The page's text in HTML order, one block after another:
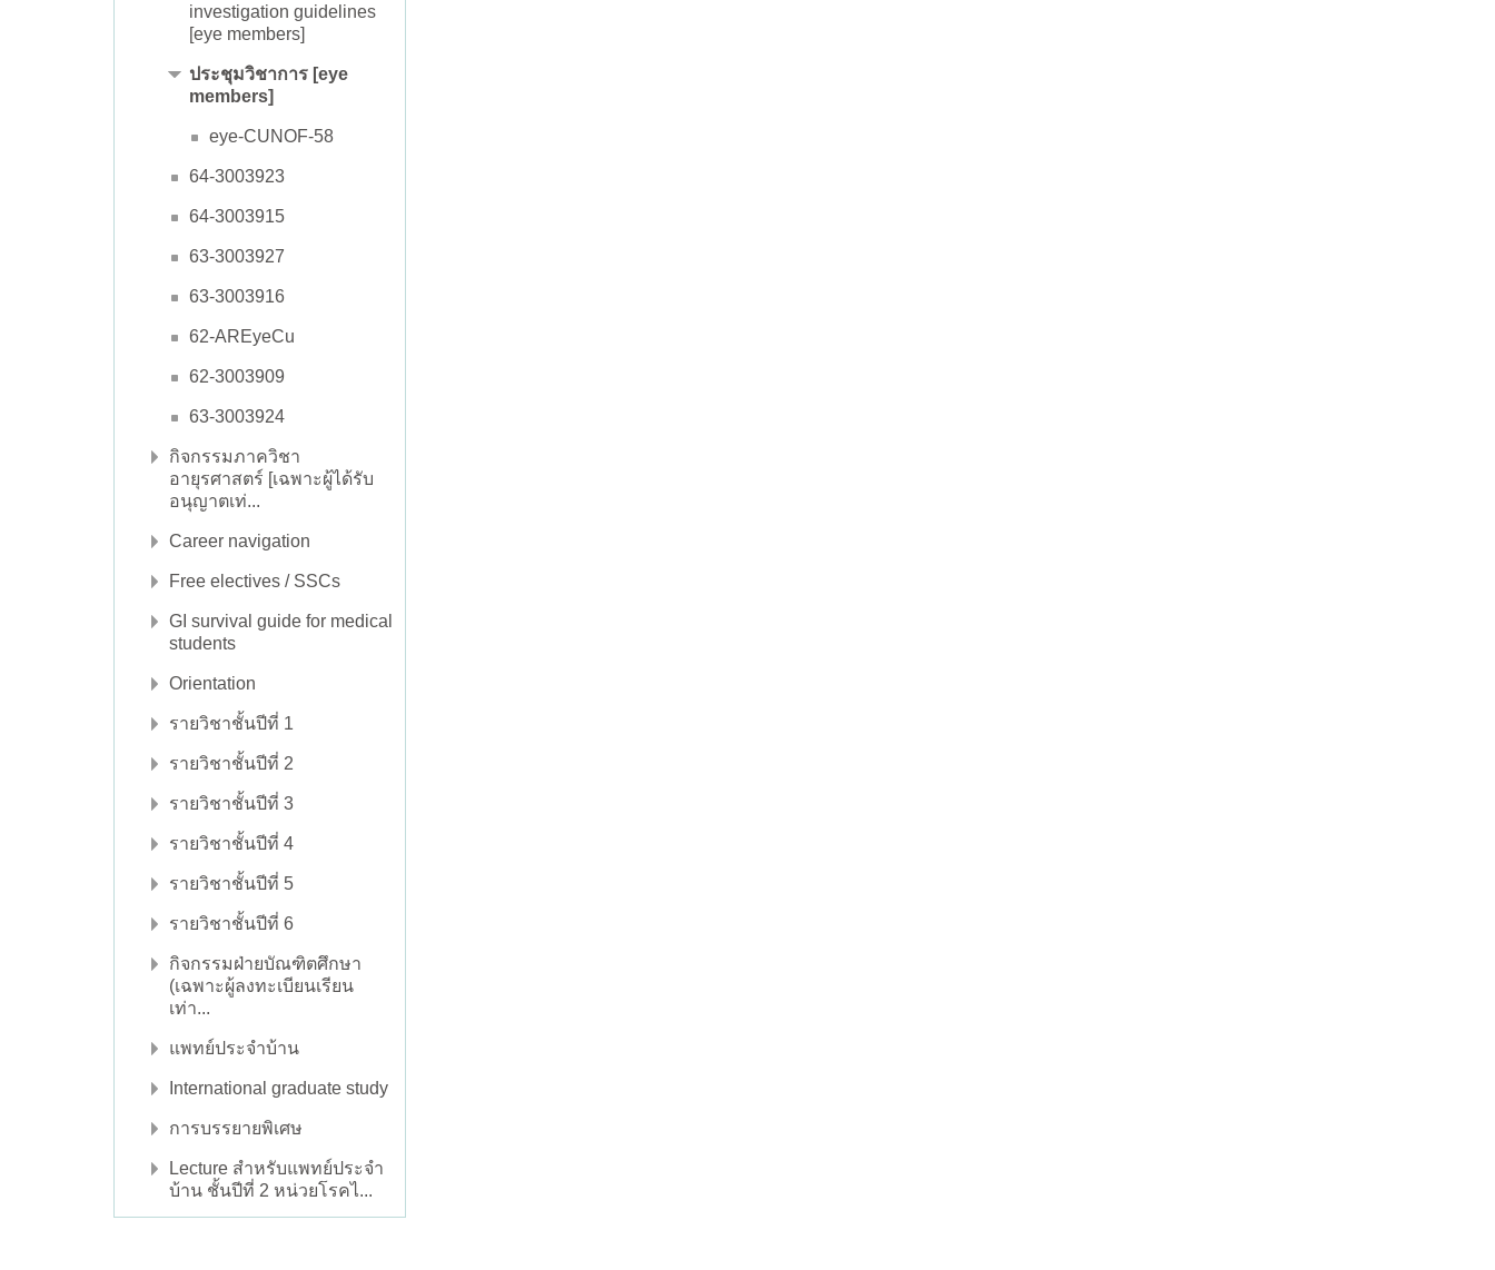
investigation guidelines
[eye members]
ประชุมวิชาการ [eye
members]
eye-CUNOF-58
64-3003923
64-3003915
63-3003927
63-3003916
62-AREyeCu
62-3003909
63-3003924
กิจกรรมภาควิชา
อายุรศาสตร์ [เฉพาะผู้ได้รับ
อนุญาตเท่...
Career navigation
Free electives / SSCs
GI survival guide for medical
students
Orientation
รายวิชาชั้นปีที่ 1
รายวิชาชั้นปีที่ 2
รายวิชาชั้นปีที่ 3
รายวิชาชั้นปีที่ 4
รายวิชาชั้นปีที่ 5
รายวิชาชั้นปีที่ 6
กิจกรรมฝ่ายบัณฑิตศึกษา
(เฉพาะผู้ลงทะเบียนเรียน
เท่า...
แพทย์ประจำบ้าน
International graduate study
การบรรยายพิเศษ
Lecture สำหรับแพทย์ประจำ
บ้าน ชั้นปีที่ 2 หน่วยโรคไ...